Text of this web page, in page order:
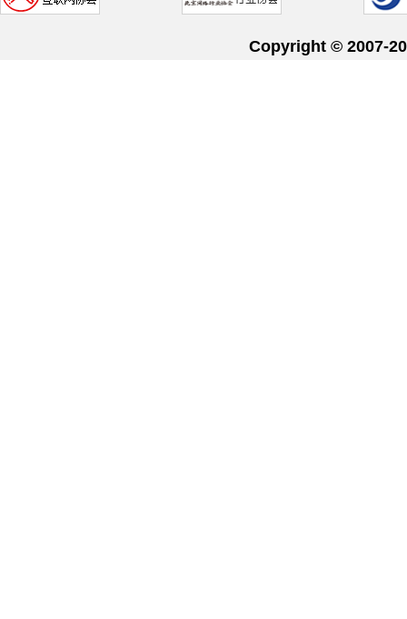
Copyright © 2007-